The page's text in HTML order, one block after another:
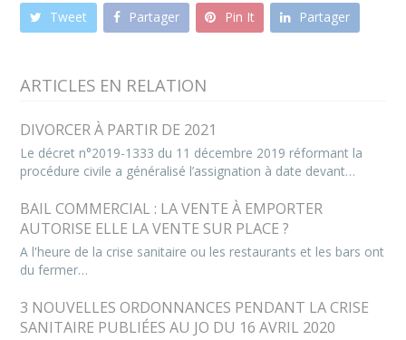
Tweet Partager Pin It Partager
ARTICLES EN RELATION
DIVORCER À PARTIR DE 2021
Le décret n°2019-1333 du 11 décembre 2019 réformant la
procédure civile a généralisé l’assignation à date devant…
BAIL COMMERCIAL : LA VENTE À EMPORTER
AUTORISE ELLE LA VENTE SUR PLACE ?
A l'heure de la crise sanitaire ou les restaurants et les bars ont
du fermer…
3 NOUVELLES ORDONNANCES PENDANT LA CRISE
SANITAIRE PUBLIÉES AU JO DU 16 AVRIL 2020